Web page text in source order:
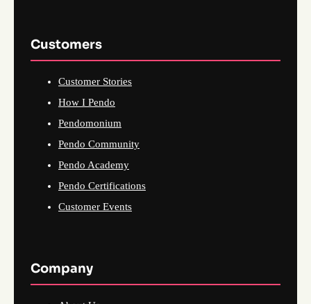
Customers
Customer Stories
How I Pendo
Pendomonium
Pendo Community
Pendo Academy
Pendo Certifications
Customer Events
Company